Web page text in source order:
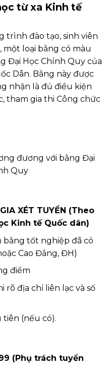
từ xa Kinh tế
trình đào tạo, sinh viên
một loại bằng có màu
Đại Học Chính Quy của
Dân. Bằng này được
nhận là đủ điều kiện
tham gia thi Công chức
đương với bằng Đại
Quy
XÉT TUYỂN (Theo
Kinh tế Quốc dân)
bằng tốt nghiệp đã có
Cao Đẳng, ĐH)
điểm
rõ địa chỉ liên lạc và số
tiên (nếu có).
(Phụ trách tuyển